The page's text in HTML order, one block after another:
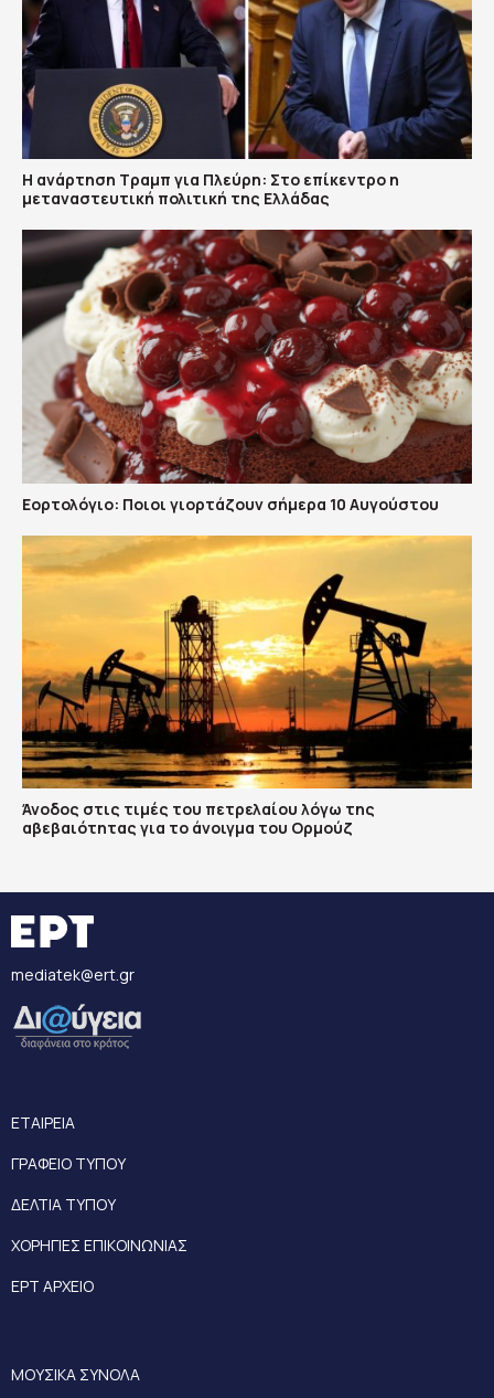
Η ανάρτηση Τραμπ για Πλεύρη: Στο επίκεντρο η
μεταναστευτική πολιτική της Ελλάδας
Εορτολόγιο: Ποιοι γιορτάζουν σήμερα 10 Αυγούστου
Άνοδος στις τιμές του πετρελαίου λόγω της
αβεβαιότητας για το άνοιγμα του Ορμούζ
mediatek@ert.gr
ΕΤΑΙΡΕΙΑ
ΓΡΑΦΕΙΟ ΤΥΠΟΥ
ΔΕΛΤΙΑ ΤΥΠΟΥ
ΧΟΡΗΓΙΕΣ ΕΠΙΚΟΙΝΩΝΙΑΣ
ΕΡΤ ΑΡΧΕΙΟ
ΜΟΥΣΙΚΑ ΣΥΝΟΛΑ